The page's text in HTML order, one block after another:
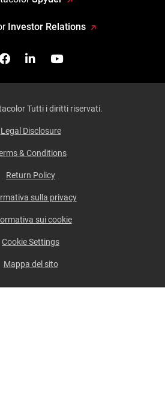
Investor Relations
FacebookSeguici su Linkedin
Guardaci su
Tutti i diritti riservati.
Legal Disclosure
& Conditions
Return Policy
sulla privacy
sui cookie
Cookie Settings
Mappa del sito